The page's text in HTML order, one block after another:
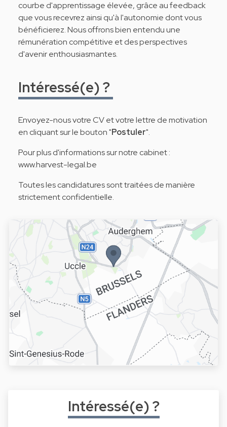
courbe d'apprentissage élevée, grâce au feedback
que vous recevrez ainsi qu'à l'autonomie dont vous
bénéficierez. Nous offrons bien entendu une
rémunération compétitive et des perspectives
d'avenir enthousiasmantes.
Intéressé(e) ?
Envoyez-nous votre CV et votre lettre de motivation
en cliquant sur le bouton "Postuler".
Pour plus d'informations sur notre cabinet :
www.harvest-legal.be
Toutes les candidatures sont traitées de manière
strictement confidentielle.
Intéressé(e) ?